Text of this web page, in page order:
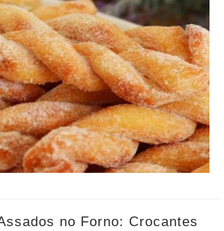
no Forno: Crocantes